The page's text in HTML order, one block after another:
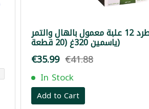
طرد 12 علبة معمول بالهال والتمر
ياسمين 320غ (20 قطعة)
€35.99 €41.88
In Stock
Add to Cart